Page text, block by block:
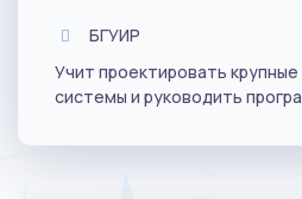
БГУИР
Учит проектировать
системы и руководить